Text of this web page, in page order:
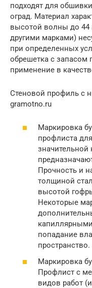
подходят для
оград. Материал
высотой волны до 44
другими марками)
при определенных
обрешетка с запасом
применение в
Стеновой профиль с
gramotno.ru
Маркировка
профлиста
Прочность и
толщиной
высотой
Некоторые
попадание
пространство.
Маркировка
Профлист с
видов работ